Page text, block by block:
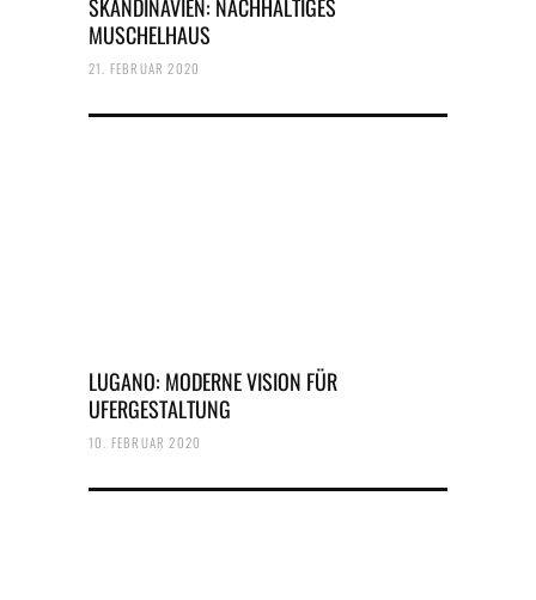
SKANDINAVIEN: NACHHALTIGES
MUSCHELHAUS
21. FEBRUAR 2020
LUGANO: MODERNE VISION FÜR
UFERGESTALTUNG
10. FEBRUAR 2020